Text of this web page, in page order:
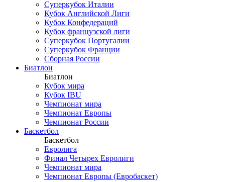
Суперкубок Италии
Кубок Английской Лиги
Кубок Конфедераций
Кубок французской лиги
Суперкубок Португалии
Суперкубок Франции
Сборная России
Биатлон
Биатлон
Кубок мира
Кубок IBU
Чемпионат мира
Чемпионат Европы
Чемпионат России
Баскетбол
Баскетбол
Евролига
Финал Четырех Евролиги
Чемпионат мира
Чемпионат Европы (Евробаскет)